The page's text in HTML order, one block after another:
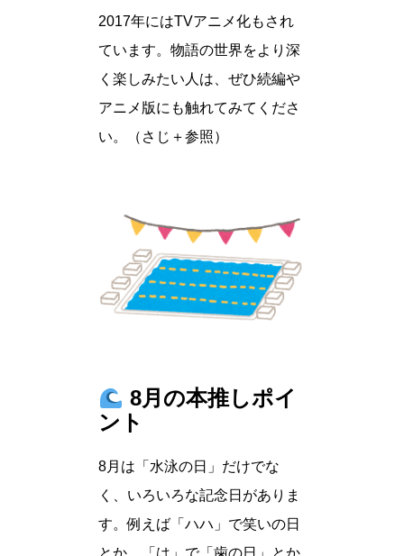
2017年にはTVアニメ化もされ
ています。物語の世界をより深
く楽しみたい人は、ぜひ続編や
アニメ版にも触れてみてくださ
い。（さじ＋参照）
8月の本推しポイ
ント
8月は「水泳の日」だけでな
く、いろいろな記念日がありま
す。例えば「ハハ」で笑いの日